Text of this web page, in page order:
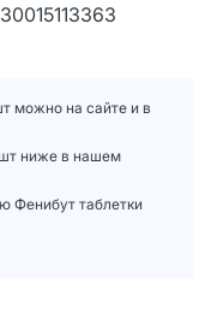
можно на сайте и в
шт ниже в нашем
Фенибут таблетки